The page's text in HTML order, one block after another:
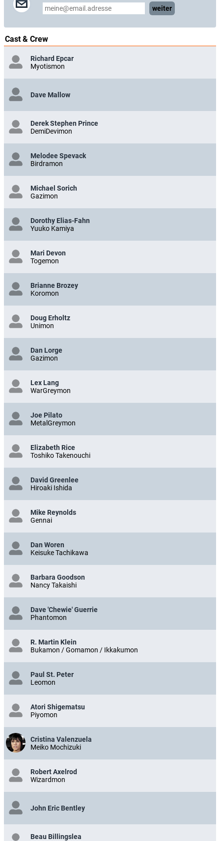
weiter
Cast & Crew
Richard Epcar
Myotismon
Dave Mallow
Derek Stephen Prince
DemiDevimon
Melodee Spevack
Birdramon
Michael Sorich
Gazimon
Dorothy Elias-Fahn
Yuuko Kamiya
Mari Devon
Togemon
Brianne Brozey
Koromon
Doug Erholtz
Unimon
Dan Lorge
Gazimon
Lex Lang
WarGreymon
Joe Pilato
MetalGreymon
Elizabeth Rice
Toshiko Takenouchi
David Greenlee
Hiroaki Ishida
Mike Reynolds
Gennai
Dan Woren
Keisuke Tachikawa
Barbara Goodson
Nancy Takaishi
Dave 'Chewie' Guerrie
Phantomon
R. Martin Klein
Bukamon / Gomamon / Ikkakumon
Paul St. Peter
Leomon
Atori Shigematsu
Piyomon
Cristina Valenzuela
Meiko Mochizuki
Robert Axelrod
Wizardmon
John Eric Bentley
Beau Billingslea